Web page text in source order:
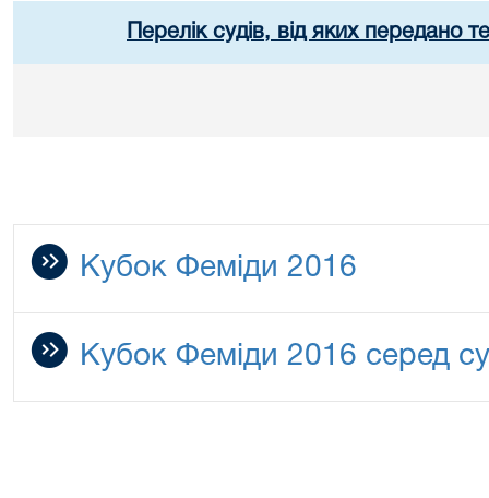
Перелік судів, від яких передано
Кубок Феміди 2016
Кубок Феміди 2016 серед